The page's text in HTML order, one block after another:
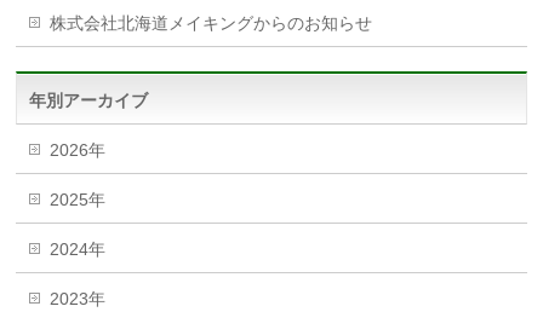
株式会社北海道メイキングからのお知らせ
年別アーカイブ
2026年
2025年
2024年
2023年